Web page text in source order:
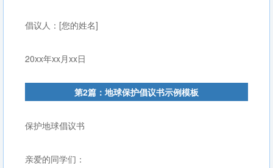
倡议人：[您的姓名]
20xx年xx月xx日
第2篇：地球保护倡议书示例模板
保护地球倡议书
亲爱的同学们：